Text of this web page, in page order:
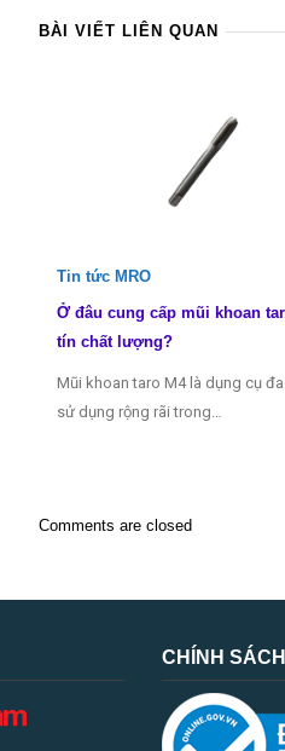
BÀI VIẾT LIÊN QUAN
Tin tức MRO
Ở đâu cung cấp mũi khoan
tín chất lượng?
Mũi khoan taro M4 là dụng cụ
sử dụng rộng rãi trong…
Comments are closed
CHÍNH